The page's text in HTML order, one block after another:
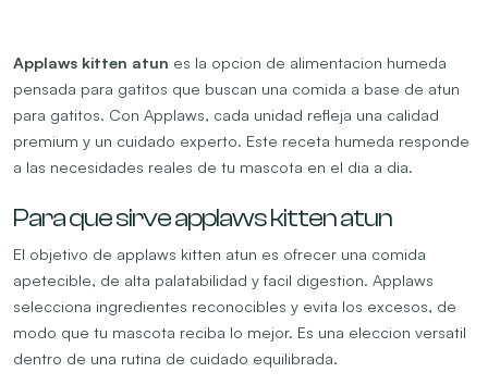
Applaws kitten atun es la opcion de alimentacion humeda
pensada para gatitos que buscan una comida a base de atun
para gatitos. Con Applaws, cada unidad refleja una calidad
premium y un cuidado experto. Este receta humeda responde
a las necesidades reales de tu mascota en el dia a dia.
Para que sirve applaws kitten atun
El objetivo de applaws kitten atun es ofrecer una comida
apetecible, de alta palatabilidad y facil digestion. Applaws
selecciona ingredientes reconocibles y evita los excesos, de
modo que tu mascota reciba lo mejor. Es una eleccion versatil
dentro de una rutina de cuidado equilibrada.